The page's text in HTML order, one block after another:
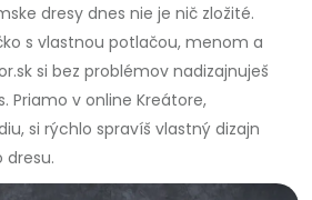
dresy dnes nie je nič zložité.
s vlastnou potlačou, menom a
si bez problémov nadizajnuješ
Priamo v online Kreátore,
si rýchlo spravíš vlastný dizajn
dresu.